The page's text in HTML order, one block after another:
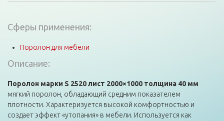
Сферы применения:
Поролон для мебели
Описание:
Поролон марки S 2520 лист 2000×1000 толщина 40 мм
мягкий поролон, обладающий средним показателем
плотности. Характеризуется высокой комфортностью и
создает эффект «утопания» в мебели. Используется как